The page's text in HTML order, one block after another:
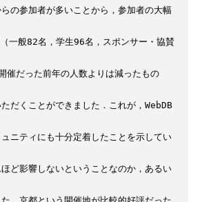
の参加者が多いことから，参加者の大幅
一般82名，学生96名，スポンサー・協賛
催だった前年の人数よりは減ったもの
だくことができました．これが，WebDB
ニティにも十分定着したことを示してい
ど影響しないということなのか，あるい